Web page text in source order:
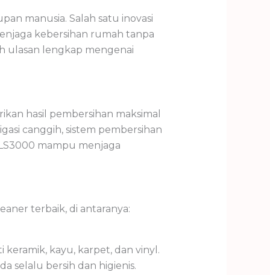
manusia. Salah satu inovasi
kebersihan rumah tanpa
ulasan lengkap mengenai
hasil pembersihan maksimal
canggih, sistem pembersihan
mampu menjaga
terbaik, di antaranya:
kayu, karpet, dan vinyl.
selalu bersih dan higienis.